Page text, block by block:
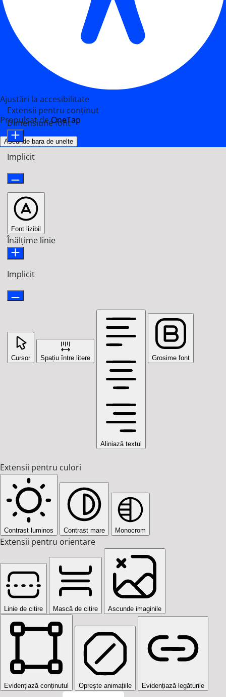
Ajustări la accesibilitate
Propulsat deOneTap
Ascunde bara de unelte
Extensii pentru conținut
Dimensiune font
Implicit
Font lizibil
Înălțime linie
Implicit
Cursor Spațiu între litere
Aliniază textul
Grosime font
Extensii pentru culori
Contrast luminos Contrast mare Monocrom
Extensii pentru orientare
Linie de citire Mască de citire Ascunde imaginile
Evidențiază conținutul Oprește animațiile Evidențiază legăturile